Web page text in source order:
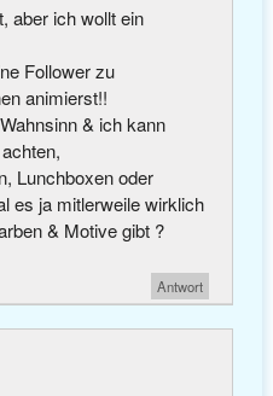
aber ich wollt ein
Follower zu
animierst!!
& ich kann
Lunchboxen oder
es ja mitlerweile wirklich
& Motive gibt ?
Antwort